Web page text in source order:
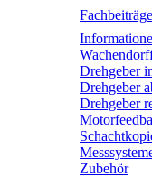
Fachbeiträge
Drehgeber
Drehgeber
Drehgeber
Zubehör